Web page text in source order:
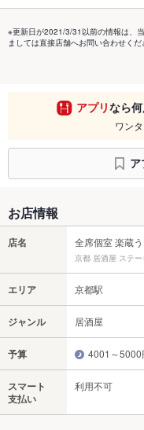
※更新日が2021/3/31以前の情報は、
ましては直接店舗へお問い合わせくだ
アプリなら
ワン
お店情報
店名 全席個室 楽蔵
京都 居酒屋 ステ
エリア 京都駅
ジャンル 居酒屋
予算 4001～5000
スマート
支払い
利用不可